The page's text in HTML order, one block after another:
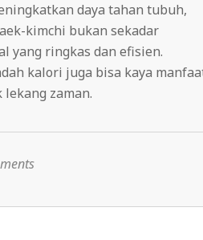
daya tahan tubuh,
kimchi bukan sekadar
yang ringkas dan efisien.
kalori juga bisa kaya
zaman.